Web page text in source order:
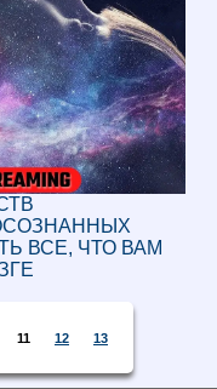
ВСЕ, ЧТО ВАМ
11 12 13